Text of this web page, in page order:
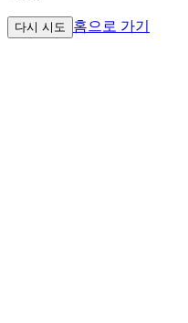
다시 시도 홈으로 가기